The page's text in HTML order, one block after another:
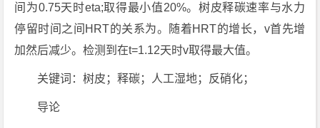
间为0.75天时eta;取得最小值20%。树皮释碳速率与水力
停留时间之间HRT的关系为。随着HRT的增长，v首先增
加然后减少。检测到在t=1.12天时v取得最大值。
关键词：树皮；释碳；人工湿地；反硝化；
导论